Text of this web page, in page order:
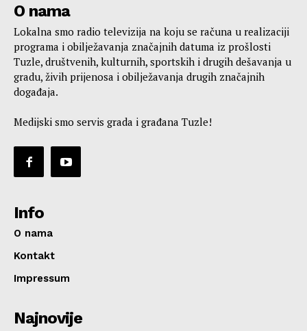
O nama
Lokalna smo radio televizija na koju se računa u realizaciji
programa i obilježavanja značajnih datuma iz prošlosti
Tuzle, društvenih, kulturnih, sportskih i drugih dešavanja u
gradu, živih prijenosa i obilježavanja drugih značajnih
događaja.
Medijski smo servis grada i građana Tuzle!
Info
O nama
Kontakt
Impressum
Najnovije